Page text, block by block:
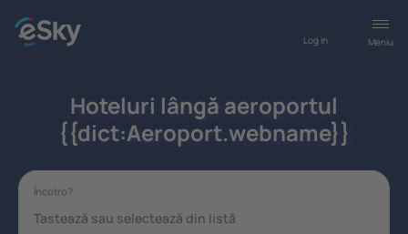
Meniu
Log in
Hoteluri lângă aeroportul
{{dict:Aeroport.webname}}